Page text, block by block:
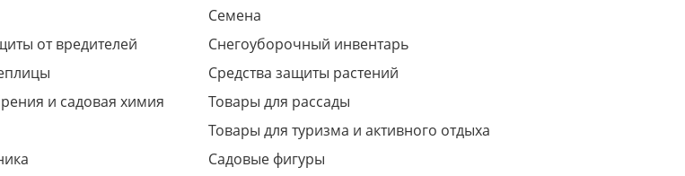
от вредителей
и садовая химия
Семена
Снегоуборочный инвентарь
Средства защиты растений
Товары для рассады
Товары для туризма и активного отдыха
Садовые фигуры
переплат